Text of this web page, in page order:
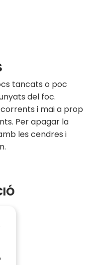
tancats o poc
del foc.
i mai a prop
Per apagar la
les cendres i